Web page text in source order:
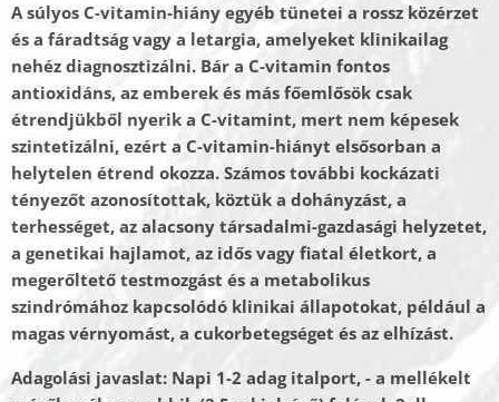
A súlyos C-vitamin-hiány egyéb tünetei a rossz közérzet
és a fáradtság vagy a letargia, amelyeket klinikailag
nehéz diagnosztizálni. Bár a C-vitamin fontos
antioxidáns, az emberek és más főemlősök csak
étrendjükből nyerik a C-vitamint, mert nem képesek
szintetizálni, ezért a C-vitamin-hiányt elsősorban a
helytelen étrend okozza. Számos további kockázati
tényezőt azonosítottak, köztük a dohányzást, a
terhességet, az alacsony társadalmi-gazdasági helyzetet,
a genetikai hajlamot, az idős vagy fiatal életkort, a
megerőltető testmozgást és a metabolikus
szindrómához kapcsolódó klinikai állapotokat, például a
magas vérnyomást, a cukorbetegséget és az elhízást.
Adagolási javaslat: Napi 1-2 adag italport, - a mellékelt